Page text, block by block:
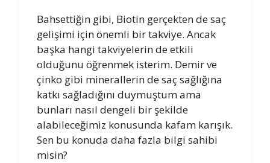
Bahsettiğin gibi, Biotin gerçekten de saç
gelişimi için önemli bir takviye. Ancak
başka hangi takviyelerin de etkili
olduğunu öğrenmek isterim. Demir ve
çinko gibi minerallerin de saç sağlığına
katkı sağladığını duymuştum ama
bunları nasıl dengeli bir şekilde
alabileceğimiz konusunda kafam karışık.
Sen bu konuda daha fazla bilgi sahibi
misin?